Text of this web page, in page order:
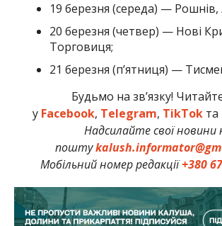
19 березня (середа) —
20 березня (четвер) — Нові
Торговиця;
21 березня (п’ятниця) —
Будьмо на зв’язку!
у Facebook, Telegram, TikTokта
Надсилайте свої новини
пошту
Мобільний номер редакції+380